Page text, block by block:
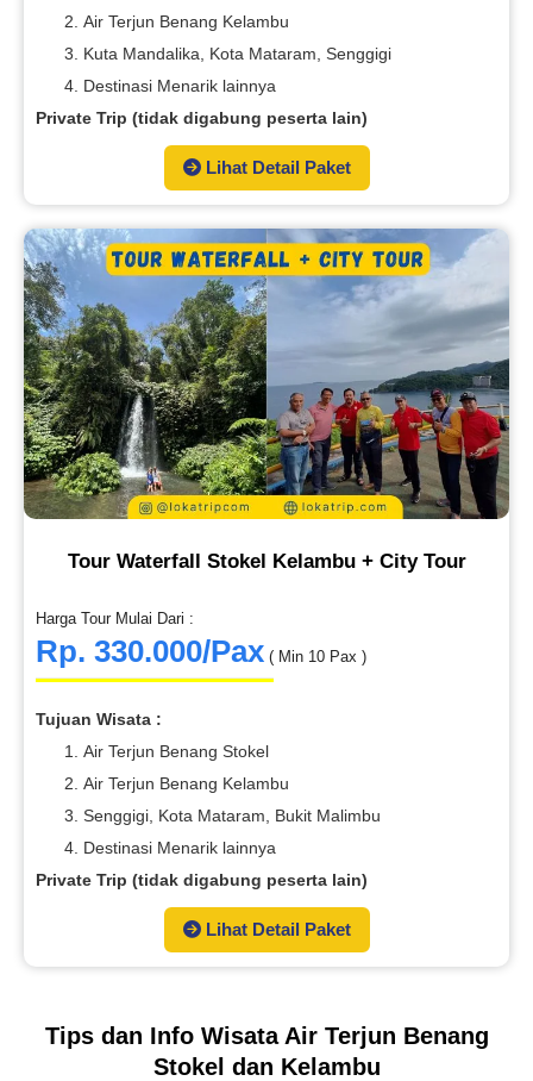
Air Terjun Benang Kelambu
Kuta Mandalika, Kota Mataram, Senggigi
Destinasi Menarik lainnya
Private Trip (tidak digabung peserta lain)
Lihat Detail Paket
Tour Waterfall Stokel Kelambu + City Tour
Harga Tour Mulai Dari :
Rp. 330.000/Pax ( Min 10 Pax )
Tujuan Wisata :
Air Terjun Benang Stokel
Air Terjun Benang Kelambu
Senggigi, Kota Mataram, Bukit Malimbu
Destinasi Menarik lainnya
Private Trip (tidak digabung peserta lain)
Lihat Detail Paket
Tips dan Info Wisata Air Terjun Benang
Stokel dan Kelambu